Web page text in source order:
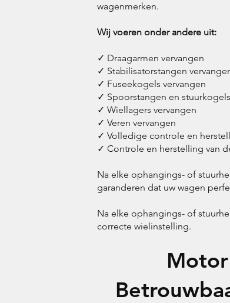
wagenmerken.
Wij voeren onder andere uit:
✓ Draagarmen vervangen
✓ Stabilisatorstangen
✓ Fuseekogels vervangen
✓ Spoorstangen en
✓ Wiellagers vervangen
✓ Veren vervangen
✓ Volledige controle en
✓ Controle en herstelling van
Na elke ophangings- of
garanderen dat uw wagen
Na elke ophangings- of
correcte wielinstelling.